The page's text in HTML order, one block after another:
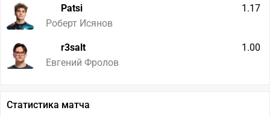
Patsi
Роберт Исянов
1.17
r3salt
Евгений Фролов
1.00
Статистика матча